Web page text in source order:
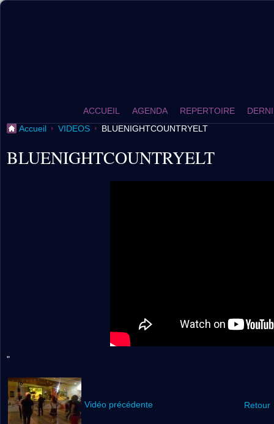
ACCUEIL AGENDA REPERTOIRE
Accueil
VIDEOS BLUENIGHTCOUNTRYELT
BLUENIGHTCOUNTRYELT
"
Vidéo précédente Retour